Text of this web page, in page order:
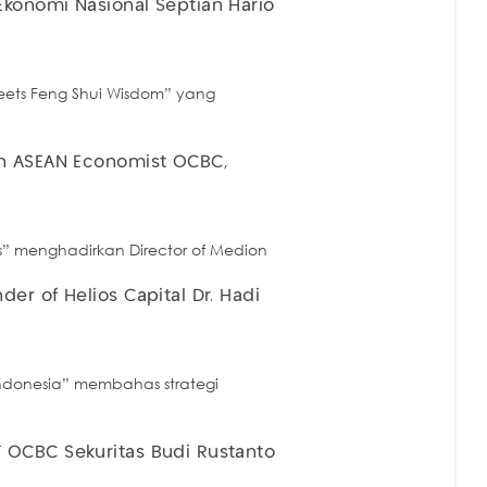
Nasional Septian Hario
Feng Shui Wisdom” yang
Economist OCBC,
menghadirkan Director of Medion
of Helios Capital Dr. Hadi
membahas strategi
Sekuritas Budi Rustanto